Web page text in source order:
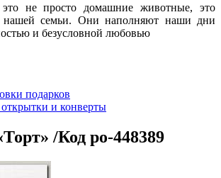
не просто домашние животные, это
нашей семьи. Они наполняют наши дни
и безусловной любовью
подарков
и конверты
/Код po-448389